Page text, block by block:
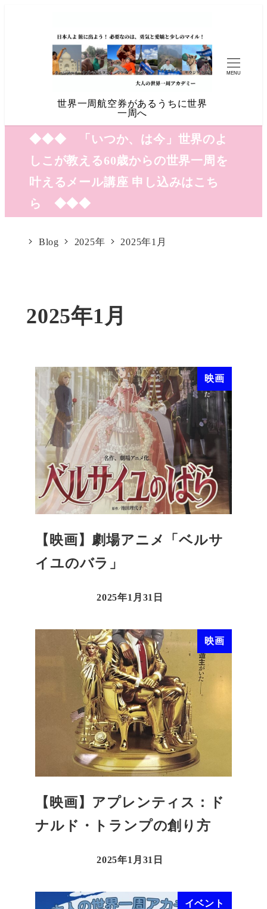
世界一周航空券があるうちに世界
一周へ
MENU
◆◆◆ 「いつか、は今」世界のよ
しこが教える60歳からの世界一周を
叶えるメール講座 申し込みはこち
ら ◆◆◆
Blog 2025年 2025年1月
2025年1月
映画
【映画】劇場アニメ「ベルサ
イユのバラ」
2025年1月31日
映画
【映画】アプレンティス：ド
ナルド・トランプの創り方
2025年1月31日
イベント